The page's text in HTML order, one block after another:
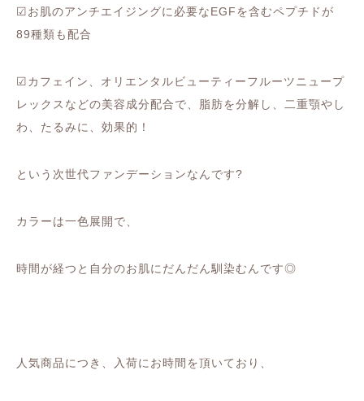
☑︎お肌のアンチエイジングに必要なEGFを含むペプチドが
89種類も配合
☑︎カフェイン、オリエンタルビューティーフルーツニュープ
レックスなどの美容成分配合で、脂肪を分解し、二重顎やし
わ、たるみに、効果的！
という次世代ファンデーションなんです?
カラーは一色展開で、
時間が経つと自分のお肌にだんだん馴染むんです◎
人気商品につき、入荷にお時間を頂いており、